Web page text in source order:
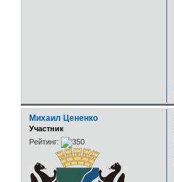
Михаил Цененко
Участник
Рейтинг: